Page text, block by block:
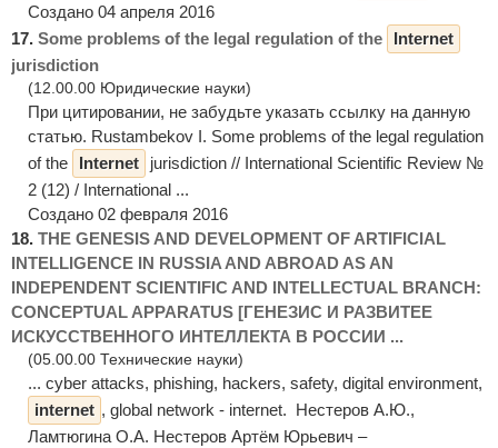
Создано 04 апреля 2016
17. Some problems of the legal regulation of the
Internet
jurisdiction
(12.00.00 Юридические науки)
При цитировании, не забудьте указать ссылку на данную
статью. Rustambekov I. Some problems of the legal regulation
of the
Internet
jurisdiction // International Scientific Review №
2 (12) / International ...
Создано 02 февраля 2016
18. THE GENESIS AND DEVELOPMENT OF ARTIFICIAL
INTELLIGENCE IN RUSSIA AND ABROAD AS AN
INDEPENDENT SCIENTIFIC AND INTELLECTUAL BRANCH:
CONCEPTUAL APPARATUS [ГЕНЕЗИС И РАЗВИТЕЕ
ИСКУССТВЕННОГО ИНТЕЛЛЕКТА В РОССИИ ...
(05.00.00 Технические науки)
... cyber attacks, phishing, hackers, safety, digital environment,
internet , global network - internet. Нестеров А.Ю.,
Ламтюгина О.А. Нестеров Артём Юрьевич –